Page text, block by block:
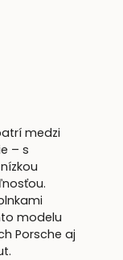
medzi
– s
modelu
Porsche aj